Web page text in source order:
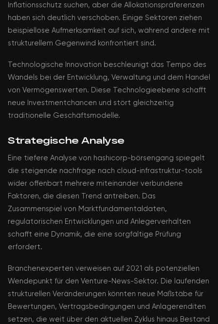
Inflationsschutz suchen, aber die Allokationspräferenzen
haben sich deutlich verschoben. Einige Sektoren ziehen
beispiellose Aufmerksamkeit auf sich, während andere mit
strukturellem Gegenwind konfrontiert sind.
Technologische Innovation beschleunigt das Tempo des
Wandels bei der Entwicklung, Verwaltung und dem Handel
von Vermögenswerten. Diese Technologieebene schafft
neue Investmentchancen und stört gleichzeitig
traditionelle Geschäftsmodelle.
Strategische Analyse
Eine tiefere Analyse von hashicorp-börsengang spiegelt
die steigende nachfrage nach cloud-infrastruktur-tools
wider offenbart mehrere miteinander verbundene
Faktoren, die diesen Trend antreiben. Das
Zusammenspiel von Marktfundamentaldaten,
regulatorischen Entwicklungen und Anlegerverhalten
schafft eine Dynamik, die eine sorgfältige Prüfung
erfordert.
Branchenexperten verweisen auf 2021 als potenziellen
Wendepunkt für den Venture-News-Sektor. Die laufenden
strukturellen Veränderungen könnten neue Maßstäbe für
Bewertungen, Vertragsbedingungen und Anlagerenditen
setzen, die weit über den aktuellen Zyklus hinaus Bestand